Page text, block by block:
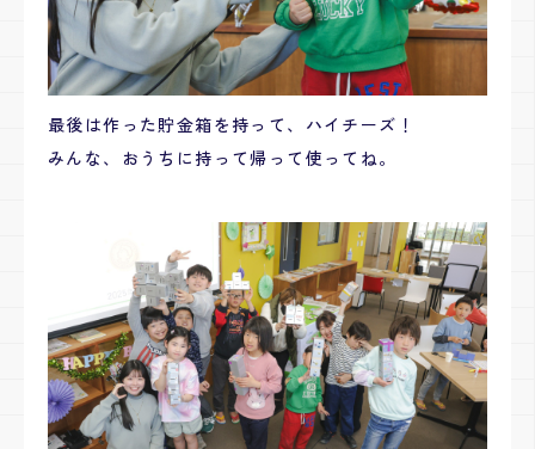
最後は作った貯金箱を持って、ハイチーズ！
みんな、おうちに持って帰って使ってね。